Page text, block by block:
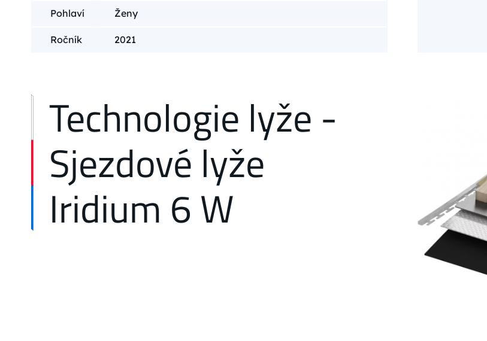
Pohlaví Ženy
Ročník 2021
Technologie lyže -
Sjezdové lyže
Iridium 6 W